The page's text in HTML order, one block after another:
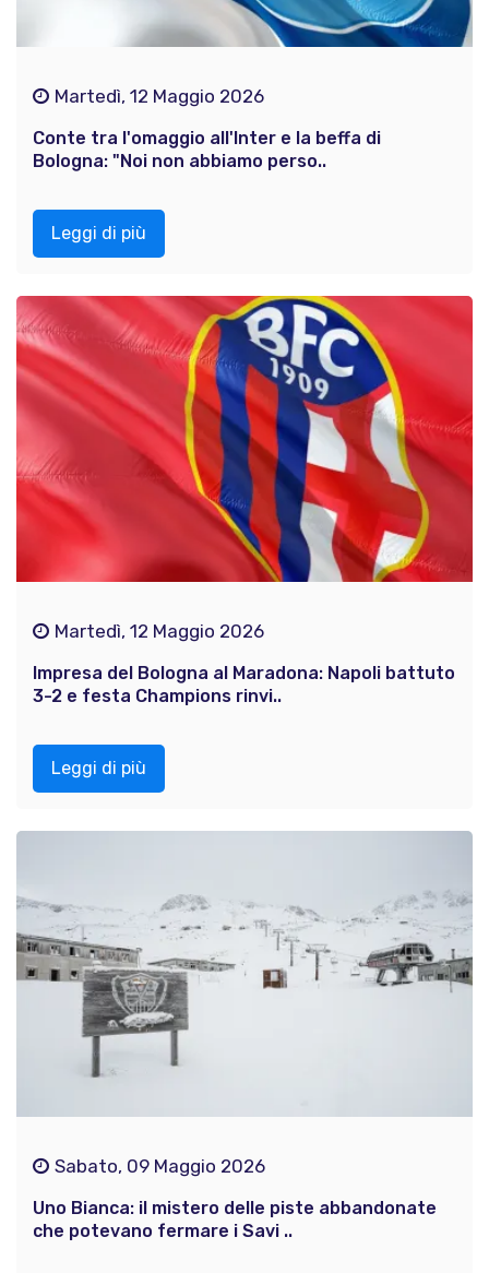
Martedì, 12 Maggio 2026
Conte tra l'omaggio all'Inter e la beffa di
Bologna: "Noi non abbiamo perso..
Leggi di più
Martedì, 12 Maggio 2026
Impresa del Bologna al Maradona: Napoli battuto
3-2 e festa Champions rinvi..
Leggi di più
Sabato, 09 Maggio 2026
Uno Bianca: il mistero delle piste abbandonate
che potevano fermare i Savi ..